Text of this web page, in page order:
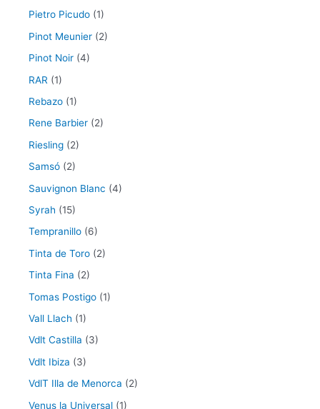
Pietro Picudo (1)
Pinot Meunier (2)
Pinot Noir (4)
RAR (1)
Rebazo (1)
Rene Barbier (2)
Riesling (2)
Samsó (2)
Sauvignon Blanc (4)
Syrah (15)
Tempranillo (6)
Tinta de Toro (2)
Tinta Fina (2)
Tomas Postigo (1)
Vall Llach (1)
Vdlt Castilla (3)
Vdlt Ibiza (3)
VdlT Illa de Menorca (2)
Venus la Universal (1)